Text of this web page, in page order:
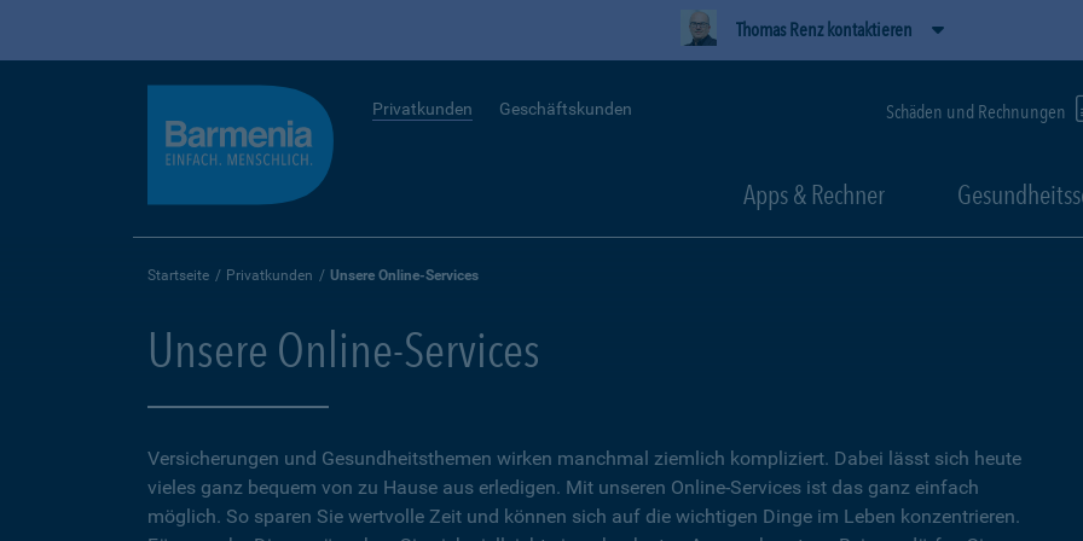
Thomas Renz kontaktieren
Privatkunden Geschäftskunden Schäden und Rechnungen
Apps & Rechner
Startseite Privatkunden Unsere Online-Services
Unsere Online-Services
Versicherungen und Gesundheitsthemen wirken manchmal ziemlich kompliziert. Dabei lässt sich heute
vieles ganz bequem von zu Hause aus erledigen. Mit unseren Online-Services ist das ganz einfach
möglich. So sparen Sie wertvolle Zeit und können sich auf die wichtigen Dinge im Leben konzentrieren.